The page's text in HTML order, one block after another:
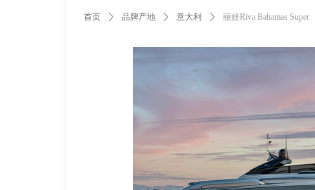
首页 ꄲ 品牌产地 ꄲ 意大利 ꄲ 丽娃Riva Bahamas Super